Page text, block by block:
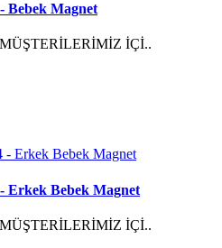
Bebek Magnet
İÇİ..
Erkek Bebek Magnet
İÇİ..